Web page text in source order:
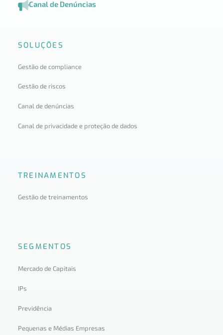
Canal de Denúncias
SOLUÇÕES
Gestão de compliance
Gestão de riscos
Canal de denúncias
Canal de privacidade e proteção de dados
TREINAMENTOS
Gestão de treinamentos
SEGMENTOS
Mercado de Capitais
IPs
Previdência
Pequenas e Médias Empresas